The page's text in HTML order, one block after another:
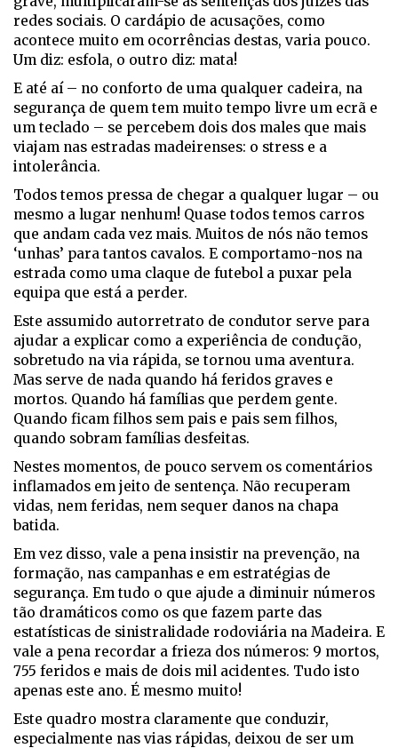
redes sociais. O cardápio de acusações, como
acontece muito em ocorrências destas, varia pouco.
Um diz: esfola, o outro diz: mata!
E até aí – no conforto de uma qualquer cadeira, na
segurança de quem tem muito tempo livre um ecrã e
um teclado – se percebem dois dos males que mais
viajam nas estradas madeirenses: o stress e a
intolerância.
Todos temos pressa de chegar a qualquer lugar – ou
mesmo a lugar nenhum! Quase todos temos carros
que andam cada vez mais. Muitos de nós não temos
‘unhas’ para tantos cavalos. E comportamo-nos na
estrada como uma claque de futebol a puxar pela
equipa que está a perder.
Este assumido autorretrato de condutor serve para
ajudar a explicar como a experiência de condução,
sobretudo na via rápida, se tornou uma aventura.
Mas serve de nada quando há feridos graves e
mortos. Quando há famílias que perdem gente.
Quando ficam filhos sem pais e pais sem filhos,
quando sobram famílias desfeitas.
Nestes momentos, de pouco servem os comentários
inflamados em jeito de sentença. Não recuperam
vidas, nem feridas, nem sequer danos na chapa
batida.
Em vez disso, vale a pena insistir na prevenção, na
formação, nas campanhas e em estratégias de
segurança. Em tudo o que ajude a diminuir números
tão dramáticos como os que fazem parte das
estatísticas de sinistralidade rodoviária na Madeira. E
vale a pena recordar a frieza dos números: 9 mortos,
755 feridos e mais de dois mil acidentes. Tudo isto
apenas este ano. É mesmo muito!
Este quadro mostra claramente que conduzir,
especialmente nas vias rápidas, deixou de ser um